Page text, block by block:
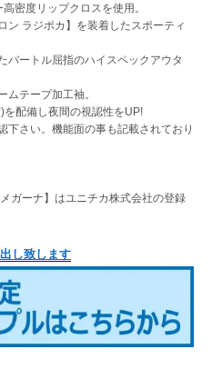
密度リップクロスを使用。
ン ラジポカ】を装着したスポーティ
バートル屈指のハイスペックアウタ
ムテープ加工袖。
配備し夜間の視認性をUP!
下さい。機能面の事も記載されており
ガーナ】はユニチカ株式会社の登録
し致します